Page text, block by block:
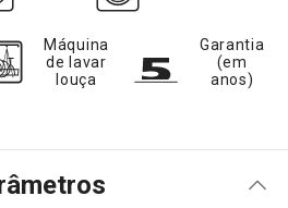
Máquina
de lavar
louça
Garantia
(em
anos)